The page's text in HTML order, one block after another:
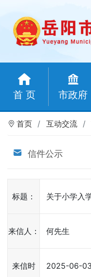
首 页 市政府
首页 互动交流
信件公示
标题： 关于小学入
来信人： 何先生
来信时
2025-06-